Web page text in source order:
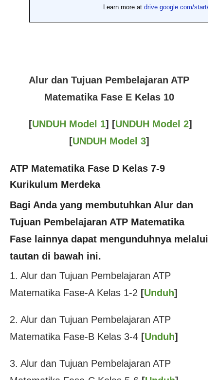
Alur dan Tujuan Pembelajaran ATP
Matematika Fase E Kelas 10
[UNDUH Model 1] [UNDUH Model 2]
[UNDUH Model 3]
ATP Matematika Fase D Kelas 7-9
Kurikulum Merdeka
Bagi Anda yang membutuhkan Alur dan
Tujuan Pembelajaran ATP Matematika
Fase lainnya dapat mengunduhnya melalui
tautan di bawah ini.
1. Alur dan Tujuan Pembelajaran ATP
Matematika Fase-A Kelas 1-2 [Unduh]
2. Alur dan Tujuan Pembelajaran ATP
Matematika Fase-B Kelas 3-4 [Unduh]
3. Alur dan Tujuan Pembelajaran ATP